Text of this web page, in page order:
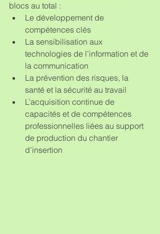
blocs au total :
Le développement de
compétences clés
La sensibilisation aux
technologies de l’information et de
la communication
La prévention des risques, la
santé et la sécurité au travail
L’acquisition continue de
capacités et de compétences
professionnelles liées au support
de production du chantier
d’insertion